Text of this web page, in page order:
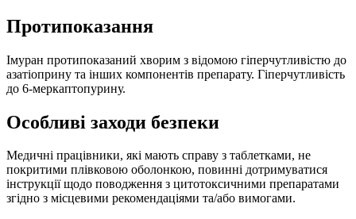
Протипоказання
Імуран протипоказаний хворим з відомою гіперчутливістю до
азатіоприну та інших компонентів препарату. Гіперчутливість
до 6-меркаптопурину.
Особливі заходи безпеки
Медичні працівники, які мають справу з таблетками, не
покритими плівковою оболонкою, повинні дотримуватися
інструкції щодо поводження з цитотоксичними препаратами
згідно з місцевими рекомендаціями та/або вимогами.